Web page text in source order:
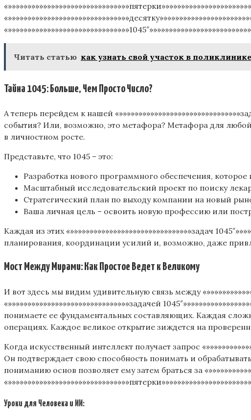
Читать статью как узнать свой участок в
Тайна 1045: Больше, Чем Просто Число?
А теперь перейдем к нашей
события? Или, возможно, это метафора? Метафора для
в личностном росте.
Представьте, что 1045 – это:
Разработка нового программного обеспечения,
Масштабный исследовательский проект по поиску
Стратегический план по выходу компании на новый
Ваша личная цель – освоить новую профессию или
Каждая из этих «»»»»»»»»»»»»»»»»»»»»»»»»»»»»»»»задач
планирования, координации усилий и, возможно, даже
Мост Между Мирами: Как Простое Ведет к Великому
И вот здесь мы видим удивительную связь между
«»»»»»»»»»»»»»»»»»»»»»»»»»»»»»»»задачей
понимаете ее фундаментальных составляющих. Каждая
операциях. Каждое великое открытие зиждется на
Когда искусственный интеллект получает запрос
Он подтверждает свою способность понимать и
пониманию основ позволяет ему затем браться за
Уроки для Человека и ИИ: